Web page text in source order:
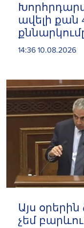
ավելի քան
Արփինե
14:36 10.08.2026
Այս օրերին
չեմ